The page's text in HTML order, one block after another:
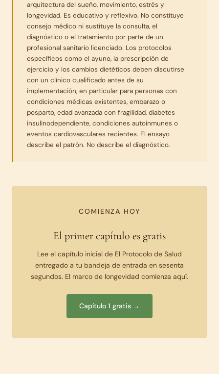
arquitectura del sueño, movimiento, estrés y
longevidad. Es educativo y reflexivo. No constituye
consejo médico ni sustituye la consulta, el
diagnóstico o el tratamiento por parte de un
profesional sanitario licenciado. Los protocolos
específicos como el ayuno, la prescripción de
ejercicio y los cambios dietéticos deben discutirse
con un clínico cualificado antes de su
implementación, en particular para personas con
condiciones médicas existentes, embarazo o
posparto, edad avanzada con fragilidad, diabetes
insulinodependiente, condiciones autoinmunes o
eventos cardiovasculares recientes. El ensayo
describe el patrón. No describe el diagnóstico.
COMIENZA HOY
El primer capítulo es gratis
Lee el capítulo inicial de El Protocolo de Salud
entregado a tu bandeja de entrada en sesenta
segundos. El marco de longevidad comienza aquí.
Capítulo 1 gratis →